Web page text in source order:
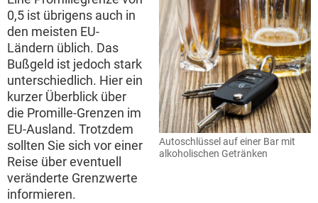
Autoschlüssel auf einer Bar mit
alkoholischen Getränken
0,5 ist übrigens auch in
den meisten EU-
Ländern üblich. Das
Bußgeld ist jedoch stark
unterschiedlich. Hier ein
kurzer Überblick über
die Promille-Grenzen im
EU-Ausland. Trotzdem
sollten Sie sich vor einer
Reise über eventuell
veränderte Grenzwerte
informieren.